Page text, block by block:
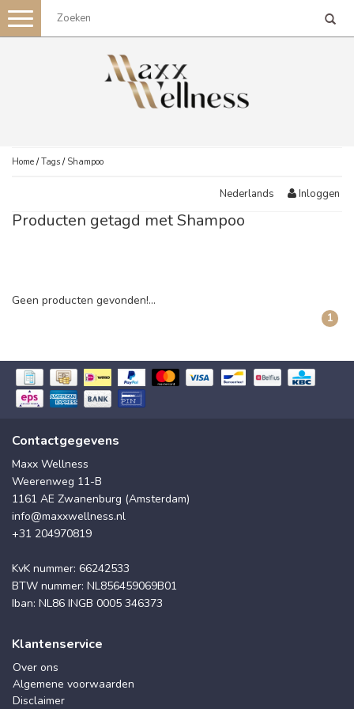
Toggle
navigation
Home /Tags / Shampoo
Nederlands Inloggen
Producten getagd met Shampoo
Geen producten gevonden!...
1
Contactgegevens
Maxx Wellness
Weerenweg 11-B
1161 AE Zwanenburg (Amsterdam)
info@maxxwellness.nl
+31 204970819
KvK nummer: 66242533
BTW nummer: NL856459069B01
Iban: NL86 INGB 0005 346373
Klantenservice
Over ons
Algemene voorwaarden
Disclaimer